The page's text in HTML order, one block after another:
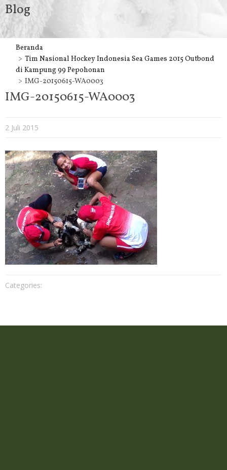
Blog
Beranda
Tim Nasional Hockey Indonesia Sea Games 2015 Outbond
di Kampung 99 Pepohonan
IMG-20150615-WA0003
IMG-20150615-WA0003
2 Juli 2015
Categories: